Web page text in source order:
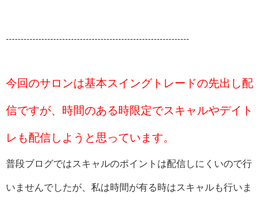
--------------------------------------------------------------
今回のサロンは基本スイングトレードの先出し配
信ですが、時間のある時限定でスキャルやデイト
レも配信しようと思っています。
普段ブログではスキャルのポイントは配信しにくいので行
いませんでしたが、私は時間が有る時はスキャルも行いま